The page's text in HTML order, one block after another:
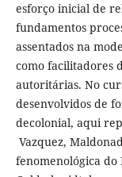
esforço inicial de
fundamentos
assentados na
como facilitadores
autoritárias. No
desenvolvidos de
decolonial, aqui
Vazquez,
fenomenológica do